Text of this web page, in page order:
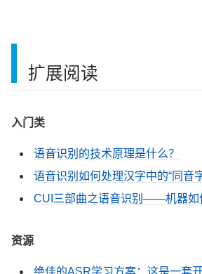
扩展阅读
入门类
语音识别的技术原理是什么？
语音识别如何处理汉字中的“同音字
CUI三部曲之语音识别——机器如
资源
绝佳的ASR学习方案：这是一套